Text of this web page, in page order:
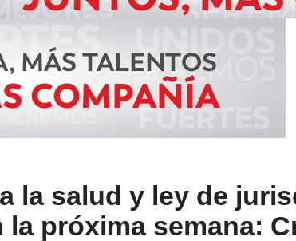
la salud y ley de
la próxima semana: